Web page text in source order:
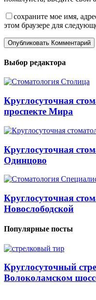
сохраните мое имя,
этом браузере для
Выбор редактора
Круглосуточная
проспекте Мира
Круглосуточная
Одинцово
Круглосуточная
Новослободской
Популярные посты
Круглосуточный
Волоколамском